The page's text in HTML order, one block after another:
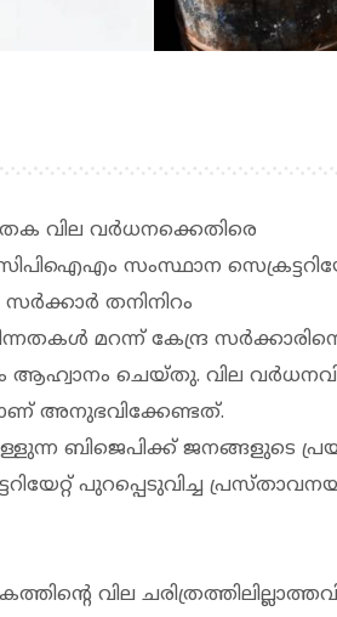
വില വര്‍ധനക്കെതിരെ
സംസ്ഥാന
തനിനിറം
മറന്ന് കേന്ദ്ര
ആഹ്വാനം ചെയ്തു. വില
അനുഭവിക്കേണ്ടത്.
ബിജെപിക്ക് ജനങ്ങളുടെ
പുറപ്പെടുവിച്ച
വില